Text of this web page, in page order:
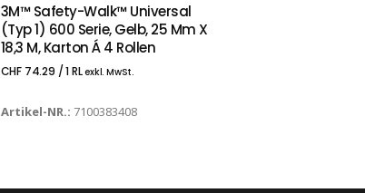
3M™ Safety-Walk™ Universal
(Typ 1) 600 Serie, Gelb, 25 Mm X
18,3 M, Karton Á 4 Rollen
CHF74.29 / 1 RLexkl. MwSt.
Artikel-NR.: 7100383408